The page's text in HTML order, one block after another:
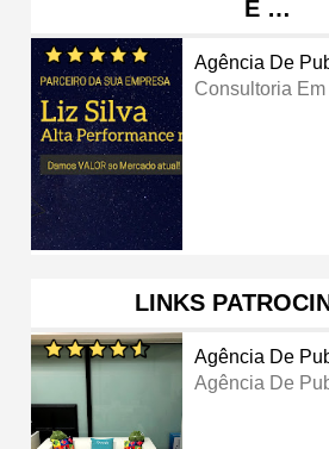
E …
Agência De
Consultoria
LINKS
Agência De
Agência De